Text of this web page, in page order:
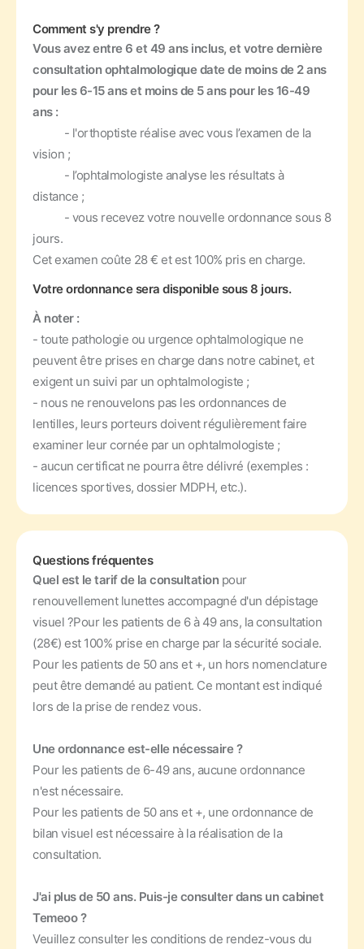
Comment s'y prendre ?
Vous avez entre 6 et 49 ans inclus, et votre dernière
consultation ophtalmologique date de moins de 2 ans
pour les 6-15 ans et moins de 5 ans pour les 16-49
ans :
- l'orthoptiste réalise avec vous l’examen de la
vision ;
- l’ophtalmologiste analyse les résultats à
distance ;
- vous recevez votre nouvelle ordonnance sous 8
jours.
Cet examen coûte 28 € et est 100% pris en charge.
Votre ordonnance sera disponible sous 8 jours.
À noter :
- toute pathologie ou urgence ophtalmologique ne
peuvent être prises en charge dans notre cabinet, et
exigent un suivi par un ophtalmologiste ;
- nous ne renouvelons pas les ordonnances de
lentilles, leurs porteurs doivent régulièrement faire
examiner leur cornée par un ophtalmologiste ;
- aucun certificat ne pourra être délivré (exemples :
licences sportives, dossier MDPH, etc.).
Questions fréquentes
Quel est le tarif de la consultation pour
renouvellement lunettes accompagné d'un dépistage
visuel ?Pour les patients de 6 à 49 ans, la consultation
(28€) est 100% prise en charge par la sécurité sociale.
Pour les patients de 50 ans et +, un hors nomenclature
peut être demandé au patient. Ce montant est indiqué
lors de la prise de rendez vous.
Une ordonnance est-elle nécessaire ?
Pour les patients de 6-49 ans, aucune ordonnance
n'est nécessaire.
Pour les patients de 50 ans et +, une ordonnance de
bilan visuel est nécessaire à la réalisation de la
consultation.
J'ai plus de 50 ans. Puis-je consulter dans un cabinet
Temeoo ?
Veuillez consulter les conditions de rendez-vous du